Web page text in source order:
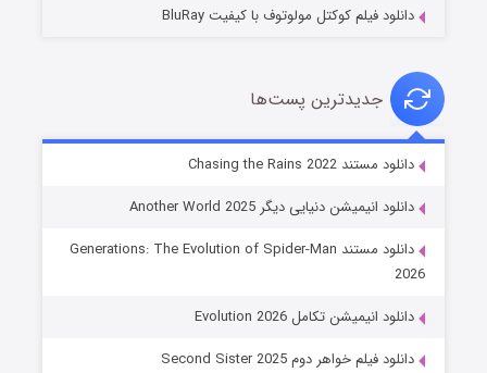
جادوگری در مغولستان
دانلود فیلم کوکتل مولوتوف با کیفیت BluRay
جدیدترین پست‌ها
دانلود مستند Chasing the Rains 2022
دانلود انیمیشن دنیایی دیگر Another World 2025
دانلود مستند Generations: The Evolution of Spider-Man
2026
دانلود انیمیشن تکامل Evolution 2026
دانلود فیلم خواهر دوم Second Sister 2025